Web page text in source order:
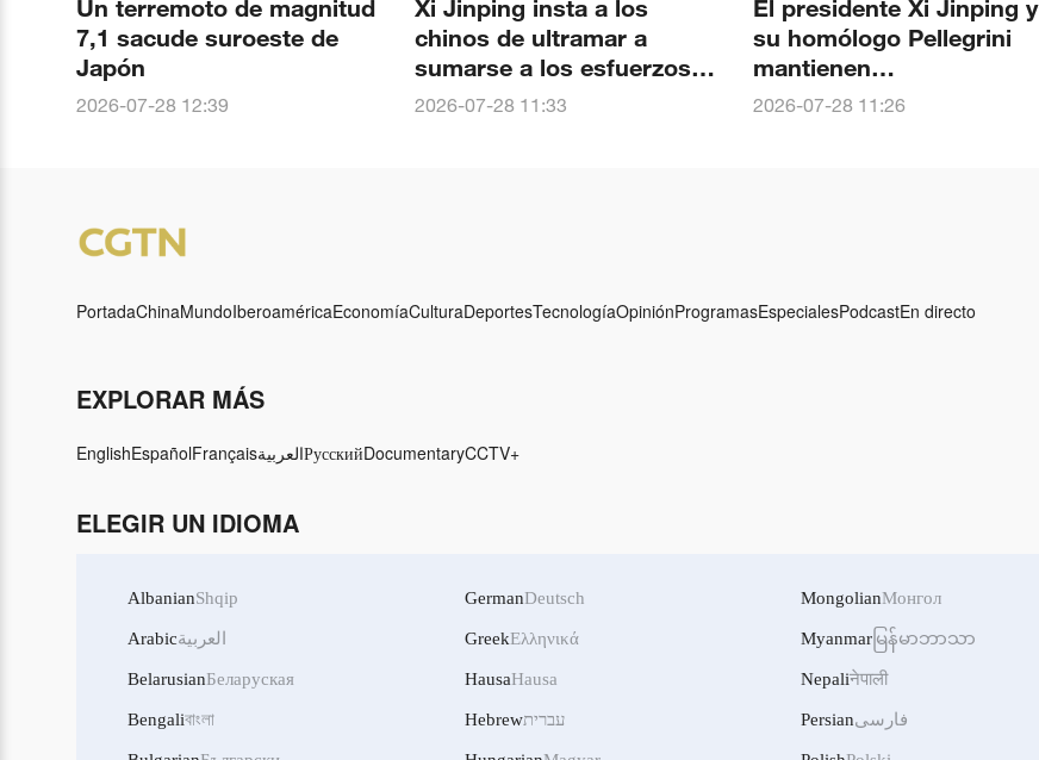
Un terremoto de magnitud
7,1 sacude suroeste de
Japón
2026-07-28 12:39
Xi Jinping insta a los
chinos de ultramar a
sumarse a los esfuerzos
para construir un país
2026-07-28 11:33
El presidente Xi Jinping y
su homólogo Pellegrini
mantienen
conversaciones en Beijing
2026-07-28 11:26
PortadaChinaMundoIberoaméricaEconomíaCulturaDeportesTecnologíaOpiniónProgramasEspecialesPodcastEn directo
EXPLORAR MÁS
EnglishEspañolFrançaisالعربيةРусскийDocumentaryCCTV+
ELEGIR UN IDIOMA
AlbanianShqip
Arabicالعربية
BelarusianБеларуская
Bengaliবাংলা
GermanDeutsch
GreekΕλληνικά
HausaHausa
Hebrewעברית
MongolianМонгол
Myanmar မြန်မာဘာသာ
Nepaliनेपाली
Persianفارسی